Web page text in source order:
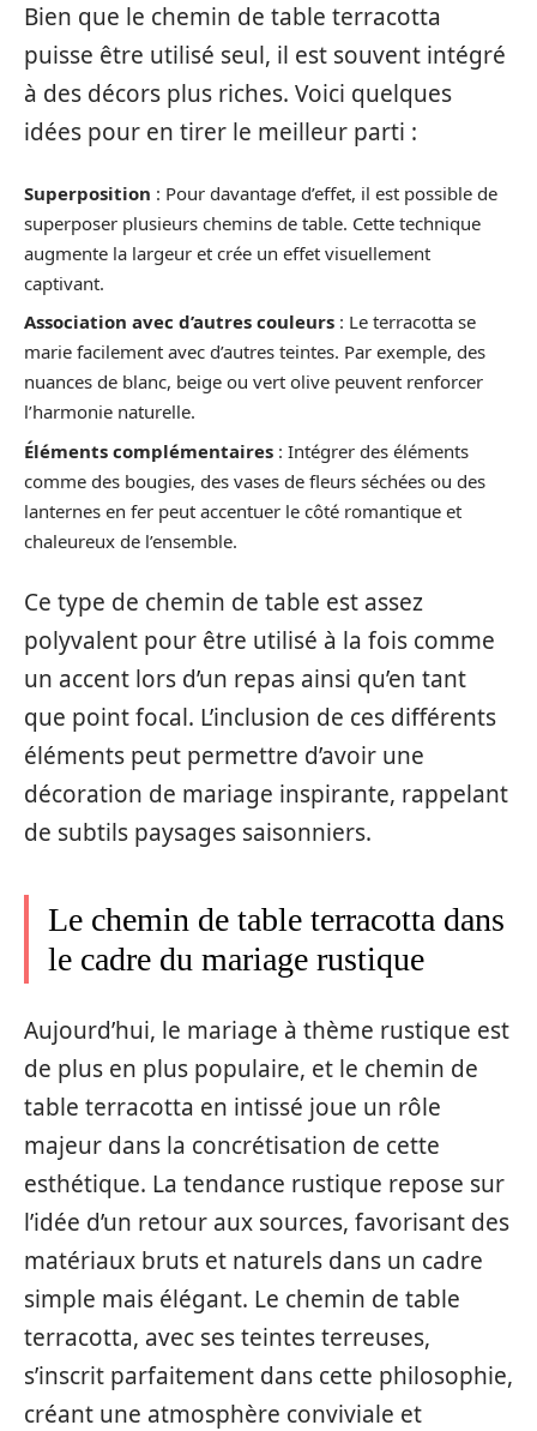
Bien que le chemin de table terracotta
puisse être utilisé seul, il est souvent intégré
à des décors plus riches. Voici quelques
idées pour en tirer le meilleur parti :
Superposition : Pour davantage d’effet, il est possible de
superposer plusieurs chemins de table. Cette technique
augmente la largeur et crée un effet visuellement
captivant.
Association avec d’autres couleurs : Le terracotta se
marie facilement avec d’autres teintes. Par exemple, des
nuances de blanc, beige ou vert olive peuvent renforcer
l’harmonie naturelle.
Éléments complémentaires : Intégrer des éléments
comme des bougies, des vases de fleurs séchées ou des
lanternes en fer peut accentuer le côté romantique et
chaleureux de l’ensemble.
Ce type de chemin de table est assez
polyvalent pour être utilisé à la fois comme
un accent lors d’un repas ainsi qu’en tant
que point focal. L’inclusion de ces différents
éléments peut permettre d’avoir une
décoration de mariage inspirante, rappelant
de subtils paysages saisonniers.
Le chemin de table terracotta dans
le cadre du mariage rustique
Aujourd’hui, le mariage à thème rustique est
de plus en plus populaire, et le chemin de
table terracotta en intissé joue un rôle
majeur dans la concrétisation de cette
esthétique. La tendance rustique repose sur
l’idée d’un retour aux sources, favorisant des
matériaux bruts et naturels dans un cadre
simple mais élégant. Le chemin de table
terracotta, avec ses teintes terreuses,
s’inscrit parfaitement dans cette philosophie,
créant une atmosphère conviviale et